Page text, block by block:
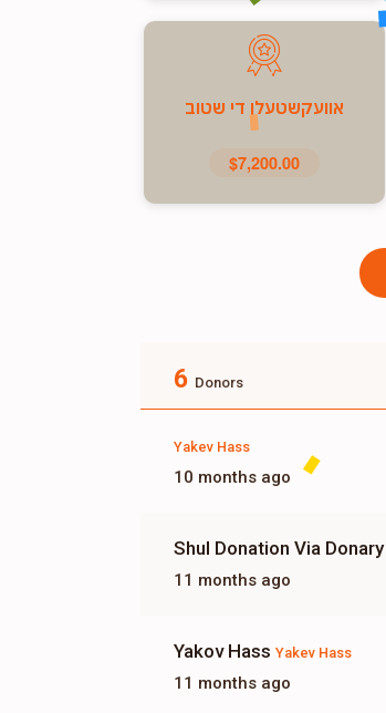
אוועקשטעלן די שטוב
$7,200.00
6 Donors
Yakev Hass
10 months ago
Shul Donation Via Donary
11 months ago
Yakov Hass Yakev Hass
11 months ago